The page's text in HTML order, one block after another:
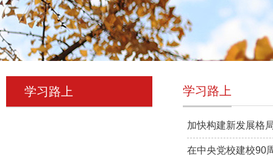
学习路上 学习路上
加快构建新发展格
在中央党校建校90